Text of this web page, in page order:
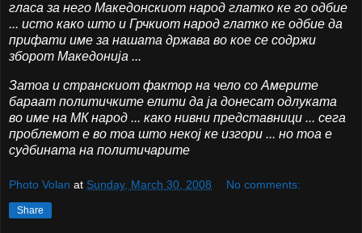
гласа за него Македонскиот народ глатко ке го одбие
... исто како што и Грчкиот народ глатко ке одбие да
прифати име за нашата држава во кое се содржи
зборот Македонија ...
Затоа и странскиот фактор на чело со Америте
бараат политичките елити да ја донесат одлуката
во име на МК народ ... како нивни представници ... сега
проблемот е во тоа што некој ке изгори ... но тоа е
судбината на политичарите
Photo Volan at Sunday, March 30, 2008 No comments:
Share